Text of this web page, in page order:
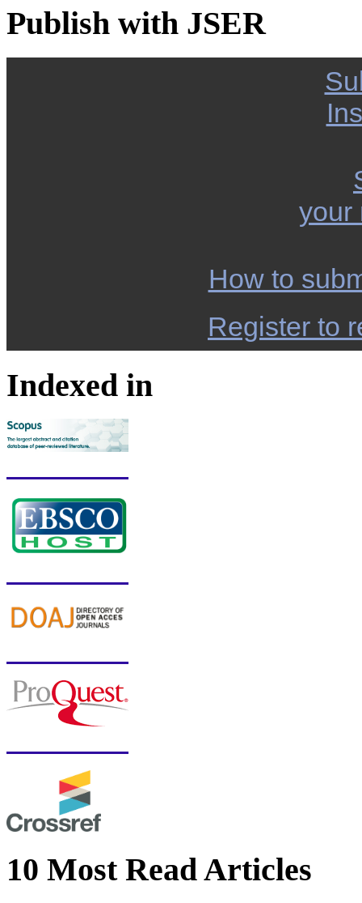
Publish with JSER
your
How to
Register to
Indexed in
10 Most Read Articles